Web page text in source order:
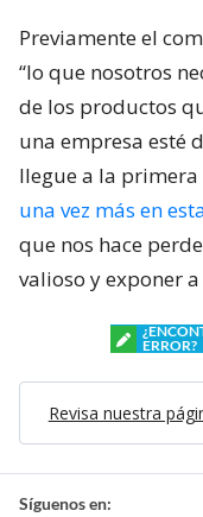
Previamente el
“lo que nosotros
de los productos
una empresa esté
llegue a la
una vez más en
que nos hace
valioso y exponer
ERROR?
Revisa nuestra
Síguenos en: